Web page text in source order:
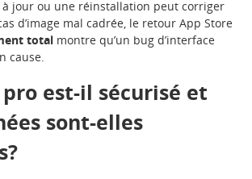
jour ou une réinstallation peut corriger
d’image mal cadrée, le retour App Store
total montre qu’un bug d’interface
cause.
est-il sécurisé et
sont-elles